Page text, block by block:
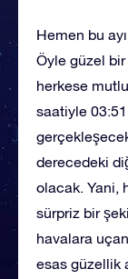
Hemen bu
Öyle güzel
herkese
saatiyle
derecedeki
olacak. Yani,
sürpriz bir
havalara
esas güzellik